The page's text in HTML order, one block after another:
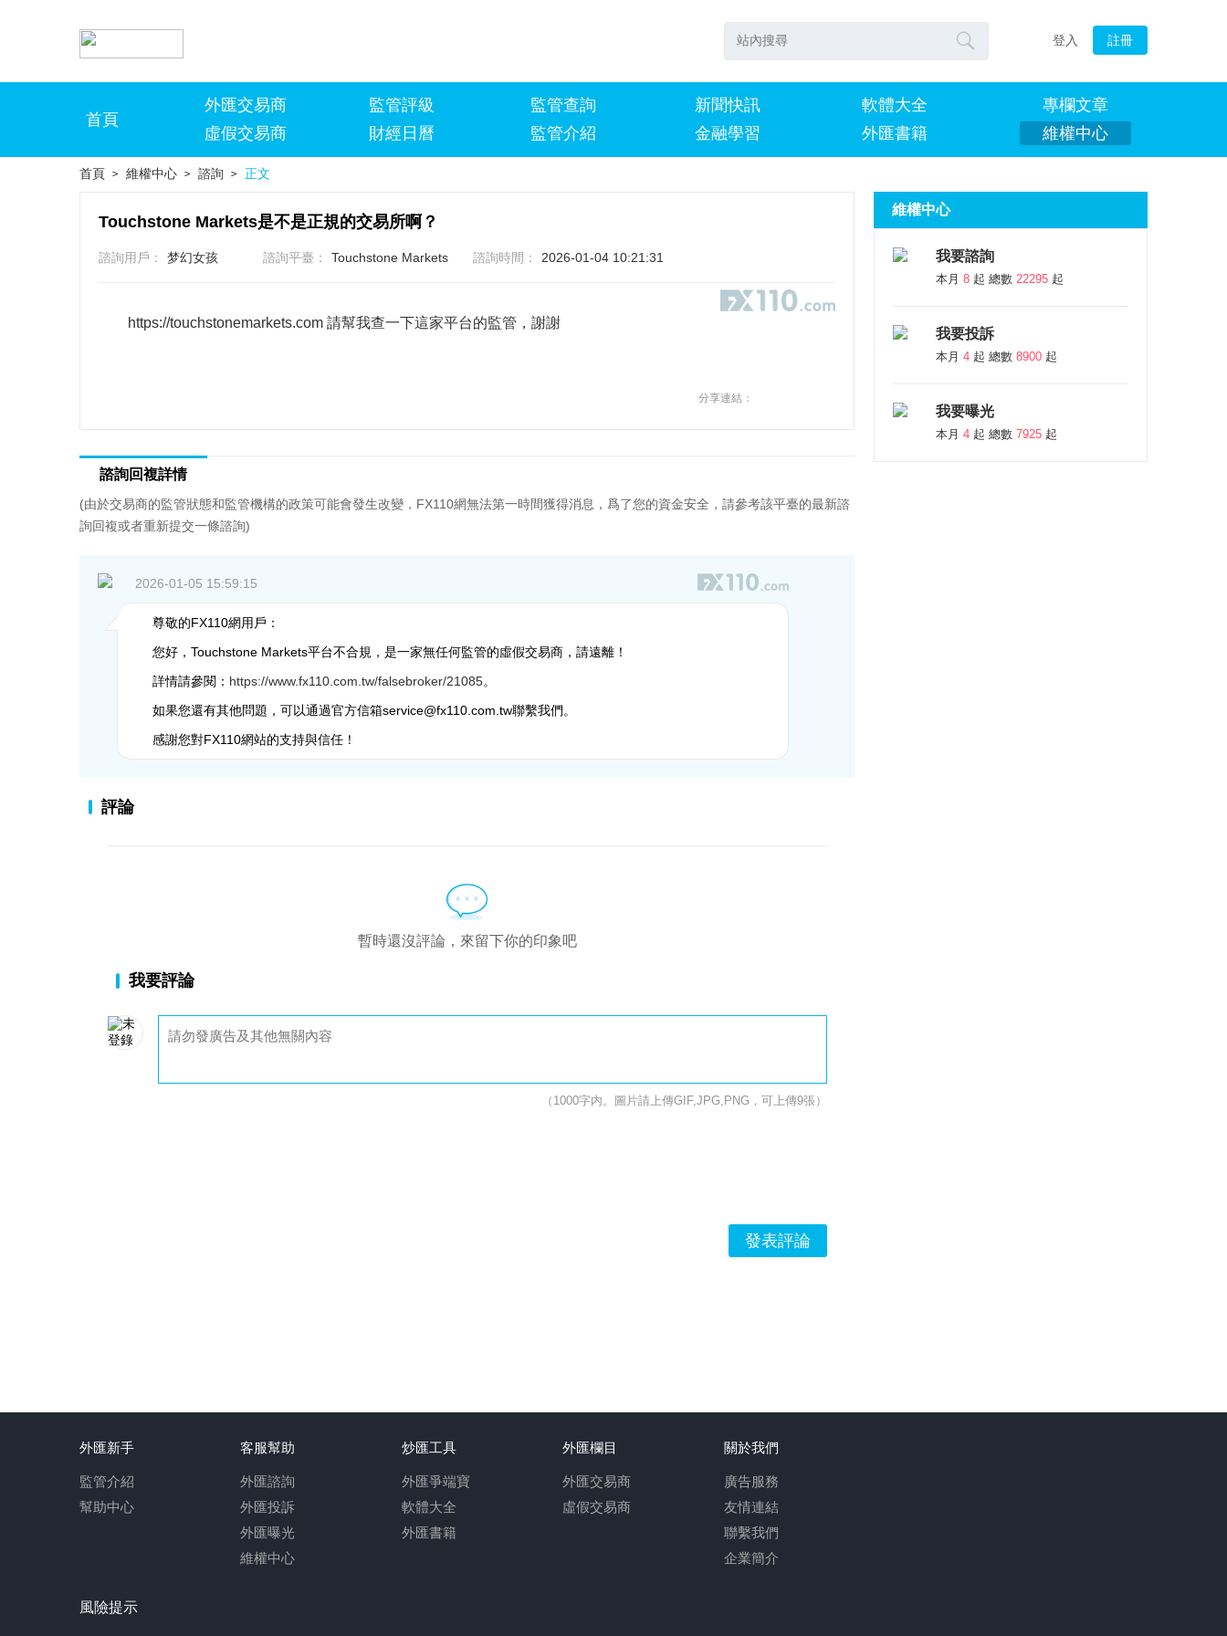
 登入 註冊
首頁
外匯交易商
虛假交易商
監管評級
財經日曆
監管查詢
監管介紹
新聞快訊
金融學習
軟體大全
外匯書籍
專欄文章
維權中心
首頁 > 維權中心 > 諮詢 > 正文
Touchstone Markets是不是正規的交易所啊？
諮詢用戶： 梦幻女孩 諮詢平臺： Touchstone Markets 諮詢時間： 2026-01-04 10:21:31
https://touchstonemarkets.com 請幫我查一下這家平台的監管，謝謝
分享連結：
諮詢回複詳情
(由於交易商的監管狀態和監管機構的政策可能會發生改變，FX110網無法第一時間獲得消息，爲了您的資金安全，請參考該平臺的最新諮
詢回複或者重新提交一條諮詢)
2026-01-05 15:59:15
尊敬的FX110網用戶：
您好，Touchstone Markets平台不合規，是一家無任何監管的虛假交易商，請遠離！
詳情請參閱： https://www.fx110.com.tw/falsebroker/21085。
如果您還有其他問題，可以通過官方信箱service@fx110.com.tw聯繫我們。
感謝您對FX110網站的支持與信任！
評論
暫時還沒評論，來留下你的印象吧
我要評論
（1000字内。圖片請上傳GIF,JPG,PNG，可上傳9張）
發表評論
維權中心
我要諮詢
本月 8 起 總數 22295 起
我要投訴
本月 4 起 總數 8900 起
我要曝光
本月 4 起 總數 7925 起
外匯新手
監管介紹
幫助中心
客服幫助
外匯諮詢
外匯投訴
外匯曝光
維權中心
炒匯工具
外匯爭端寶
軟體大全
外匯書籍
外匯欄目
外匯交易商
虛假交易商
關於我們
廣告服務
友情連結
聯繫我們
企業簡介
風險提示